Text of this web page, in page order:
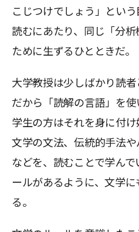
こじつけでしょう」とい
読むにあたり、同じ「分
ために生ずるひとときだ。
大学教授は少しばかり読者
だから「読解の言語」を使
学生の方はそれを身に付
文学の文法、伝統的手法や
などを、読むことで学ん
ールがあるように、文学
る。